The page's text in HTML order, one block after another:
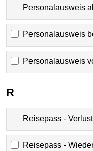
Personalausweis
Personalausweis
Personalausweis
R
Reisepass -
Reisepass -